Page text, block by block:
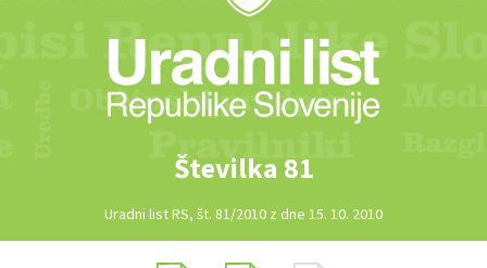
Številka 81
Uradni list RS, št. 81/2010 z dne 15. 10. 2010